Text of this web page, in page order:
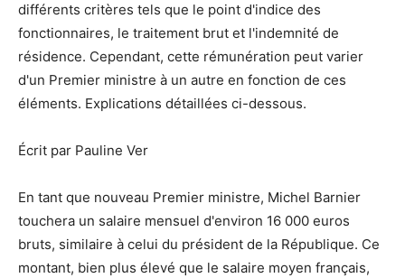
différents critères tels que le point d'indice des
fonctionnaires, le traitement brut et l'indemnité de
résidence. Cependant, cette rémunération peut varier
d'un Premier ministre à un autre en fonction de ces
éléments. Explications détaillées ci-dessous.
Écrit par Pauline Ver
En tant que nouveau Premier ministre, Michel Barnier
touchera un salaire mensuel d'environ 16 000 euros
bruts, similaire à celui du président de la République. Ce
montant, bien plus élevé que le salaire moyen français,